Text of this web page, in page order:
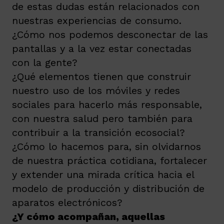
de estas dudas están relacionados con
nuestras experiencias de consumo.
¿Cómo nos podemos desconectar de las
pantallas y a la vez estar conectadas
con la gente?
¿Qué elementos tienen que construir
nuestro uso de los móviles y redes
sociales para hacerlo más responsable,
con nuestra salud pero también para
contribuir a la transición ecosocial?
¿Cómo lo hacemos para, sin olvidarnos
de nuestra práctica cotidiana, fortalecer
y extender una mirada crítica hacia el
modelo de producción y distribución de
aparatos electrónicos?
¿Y cómo acompañan, aquellas